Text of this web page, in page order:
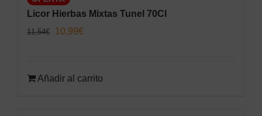
Licor Hierbas Mixtas Tunel 70Cl
11,54€
El
era:
10,99€
es:
Añadir al carrito